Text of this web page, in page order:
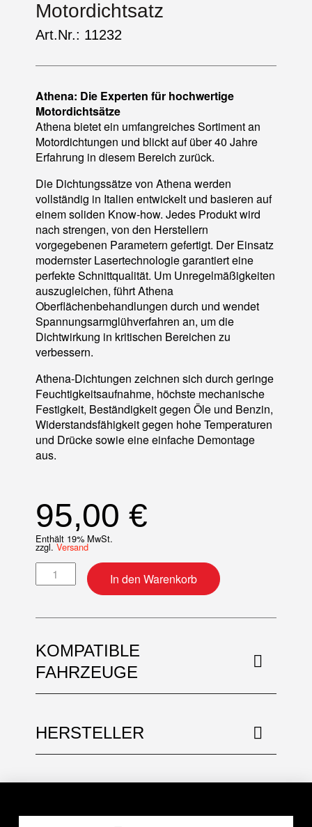
Motordichtsatz
Art.Nr.: 11232
Athena: Die Experten für hochwertige
Motordichtsätze
Athena bietet ein umfangreiches Sortiment an
Motordichtungen und blickt auf über 40 Jahre
Erfahrung in diesem Bereich zurück.
Die Dichtungssätze von Athena werden
vollständig in Italien entwickelt und basieren auf
einem soliden Know-how. Jedes Produkt wird
nach strengen, von den Herstellern
vorgegebenen Parametern gefertigt. Der Einsatz
modernster Lasertechnologie garantiert eine
perfekte Schnittqualität. Um Unregelmäßigkeiten
auszugleichen, führt Athena
Oberflächenbehandlungen durch und wendet
Spannungsarmglühverfahren an, um die
Dichtwirkung in kritischen Bereichen zu
verbessern.
Athena-Dichtungen zeichnen sich durch geringe
Feuchtigkeitsaufnahme, höchste mechanische
Festigkeit, Beständigkeit gegen Öle und Benzin,
Widerstandsfähigkeit gegen hohe Temperaturen
und Drücke sowie eine einfache Demontage
aus.
95,00 €
Enthält 19% MwSt.
zzgl. Versand
Motordichtsatz MengeIn den Warenkorb
KOMPATIBLE
FAHRZEUGE
HERSTELLER